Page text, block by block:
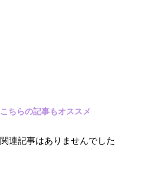
こちらの記事もオススメ
関連記事はありませんでした